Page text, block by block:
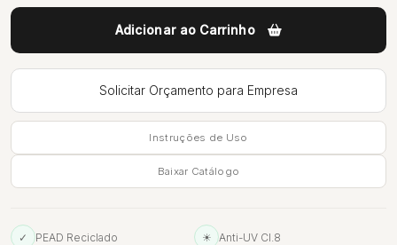
Adicionar ao Carrinho
Solicitar Orçamento para Empresa
Instruções de Uso
Baixar Catálogo
✓ PEAD Reciclado ☀
Anti-UV Cl.8